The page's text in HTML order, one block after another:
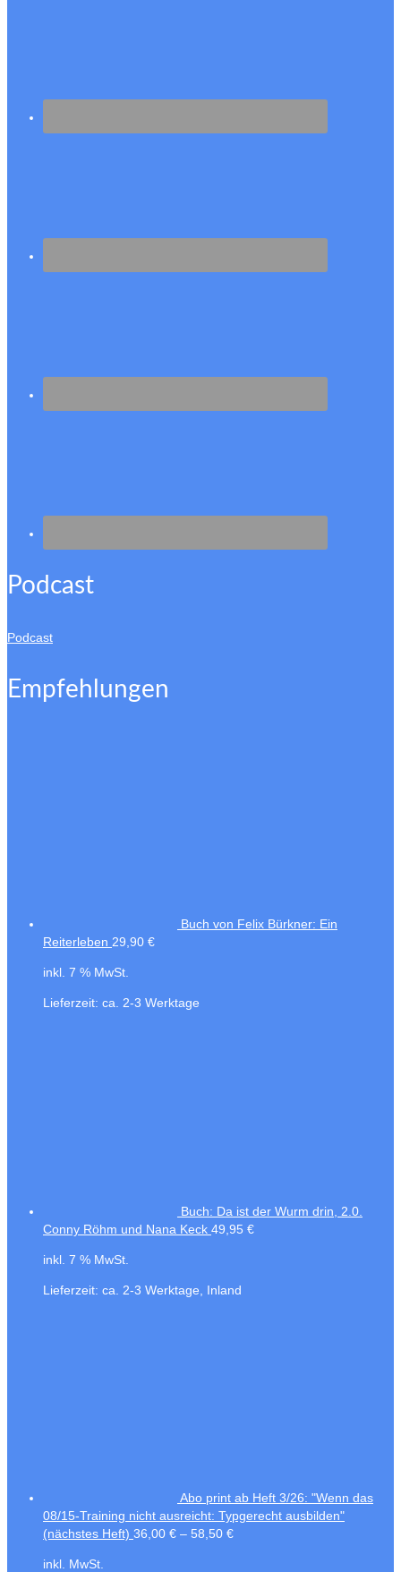
Podcast
Podcast
Empfehlungen
Buch von Felix Bürkner: Ein
Reiterleben 29,90 €
inkl. 7 % MwSt.
Lieferzeit: ca. 2-3 Werktage
Buch: Da ist der Wurm drin, 2.0.
Conny Röhm und Nana Keck 49,95 €
inkl. 7 % MwSt.
Lieferzeit: ca. 2-3 Werktage, Inland
Abo print ab Heft 3/26: "Wenn das
08/15-Training nicht ausreicht: Typgerecht ausbilden"
(nächstes Heft) 36,00 € – 58,50 €
inkl. MwSt.